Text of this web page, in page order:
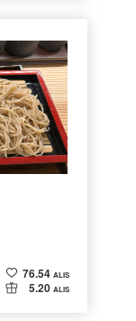
76.54 ALIS
5.20 ALIS